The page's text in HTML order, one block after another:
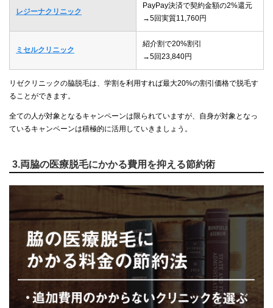
レジーナクリニック
PayPay決済で契約金額の2%還元
→5回実質11,760円
ミセルクリニック
紹介割で20%割引
→5回23,840円
リゼクリニックの脇脱毛は、学割を利用すれば最大20%の割引価格で脱毛す
ることができます。
全ての人が対象となるキャンペーンは限られていますが、自身が対象となっ
ているキャンペーンは積極的に活用していきましょう。
3.両脇の医療脱毛にかかる費用を抑える節約術